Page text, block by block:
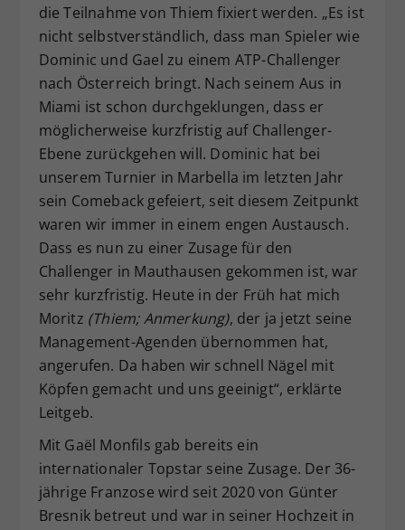
die Teilnahme von Thiem fixiert werden. „Es ist
nicht selbstverständlich, dass man Spieler wie
Dominic und Gael zu einem ATP-Challenger
nach Österreich bringt. Nach seinem Aus in
Miami ist schon durchgeklungen, dass er
möglicherweise kurzfristig auf Challenger-
Ebene zurückgehen will. Dominic hat bei
unserem Turnier in Marbella im letzten Jahr
sein Comeback gefeiert, seit diesem Zeitpunkt
waren wir immer in einem engen Austausch.
Dass es nun zu einer Zusage für den
Challenger in Mauthausen gekommen ist, war
sehr kurzfristig. Heute in der Früh hat mich
Moritz (Thiem; Anmerkung), der ja jetzt seine
Management-Agenden übernommen hat,
angerufen. Da haben wir schnell Nägel mit
Köpfen gemacht und uns geeinigt“, erklärte
Leitgeb.
Mit Gaël Monfils gab bereits ein
internationaler Topstar seine Zusage. Der 36-
jährige Franzose wird seit 2020 von Günter
Bresnik betreut und war in seiner Hochzeit in